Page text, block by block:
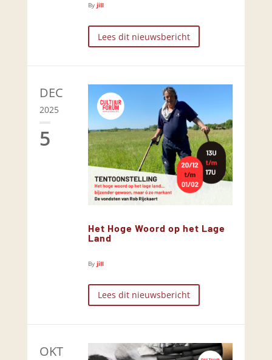
By jill
Lees dit nieuwsbericht
DEC
2025
5
Het Hoge Woord op het Lage
Land
By jill
Lees dit nieuwsbericht
OKT